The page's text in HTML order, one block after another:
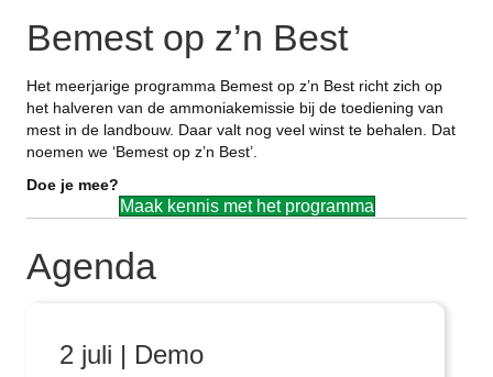
Bemest op z’n Best
Het meerjarige programma Bemest op z’n Best richt zich op
het halveren van de ammoniakemissie bij de toediening van
mest in de landbouw. Daar valt nog veel winst te behalen. Dat
noemen we ‘Bemest op z’n Best’.
Doe je mee?
Maak kennis met het programma
Agenda
2 juli | Demo